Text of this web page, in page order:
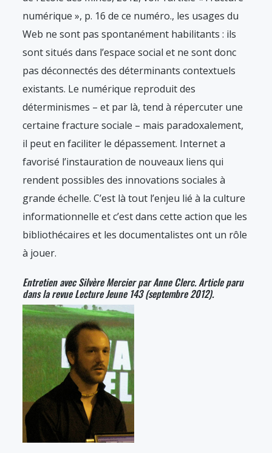
numérique », p. 16 de ce numéro., les usages du
Web ne sont pas spontanément habilitants : ils
sont situés dans l’espace social et ne sont donc
pas déconnectés des déterminants contextuels
existants. Le numérique reproduit des
déterminismes – et par là, tend à répercuter une
certaine fracture sociale – mais paradoxalement,
il peut en faciliter le dépassement. Internet a
favorisé l’instauration de nouveaux liens qui
rendent possibles des innovations sociales à
grande échelle. C’est là tout l’enjeu lié à la culture
informationnelle et c’est dans cette action que les
bibliothécaires et les documentalistes ont un rôle
à jouer.
Entretien avec Silvère Mercier par Anne Clerc. Article paru
dans la revue Lecture Jeune 143 (septembre 2012).